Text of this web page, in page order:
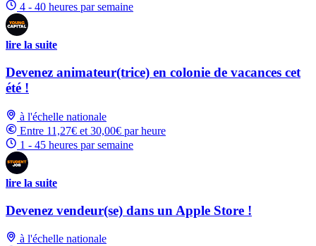
4 - 40 heures par semaine
lire la suite
Devenez animateur(trice) en colonie de vacances cet
été !
à l'échelle nationale
Entre 11,27€ et 30,00€ par heure
1 - 45 heures par semaine
lire la suite
Devenez vendeur(se) dans un Apple Store !
à l'échelle nationale